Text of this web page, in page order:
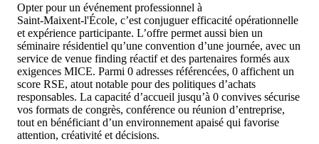
Opter pour un événement professionnel à
Saint‑Maixent‑l'École, c’est conjuguer efficacité opérationnelle
et expérience participante. L’offre permet aussi bien un
séminaire résidentiel qu’une convention d’une journée, avec un
service de venue finding réactif et des partenaires formés aux
exigences MICE. Parmi 0 adresses référencées, 0 affichent un
score RSE, atout notable pour des politiques d’achats
responsables. La capacité d’accueil jusqu’à 0 convives sécurise
vos formats de congrès, conférence ou réunion d’entreprise,
tout en bénéficiant d’un environnement apaisé qui favorise
attention, créativité et décisions.